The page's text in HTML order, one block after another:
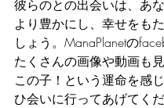
彼らのとの出会いは、あ
より豊かにし、幸せをも
しょう。ManaPlanetの
たくさんの画像や動画も見
この子！という運命を感
ひ会いに行ってあげてくだ